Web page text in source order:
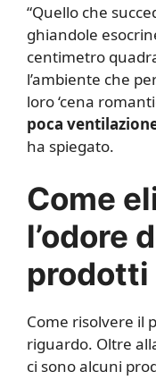
“Quello che
ghiandole
centimetro
l’ambiente che
loro ‘cena
poca
ha spiegato.
Come
l’odore
prodotti
Come risolvere il
riguardo. Oltre
ci sono alcuni